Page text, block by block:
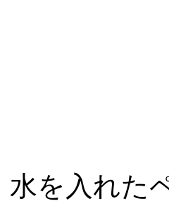
水を入れた